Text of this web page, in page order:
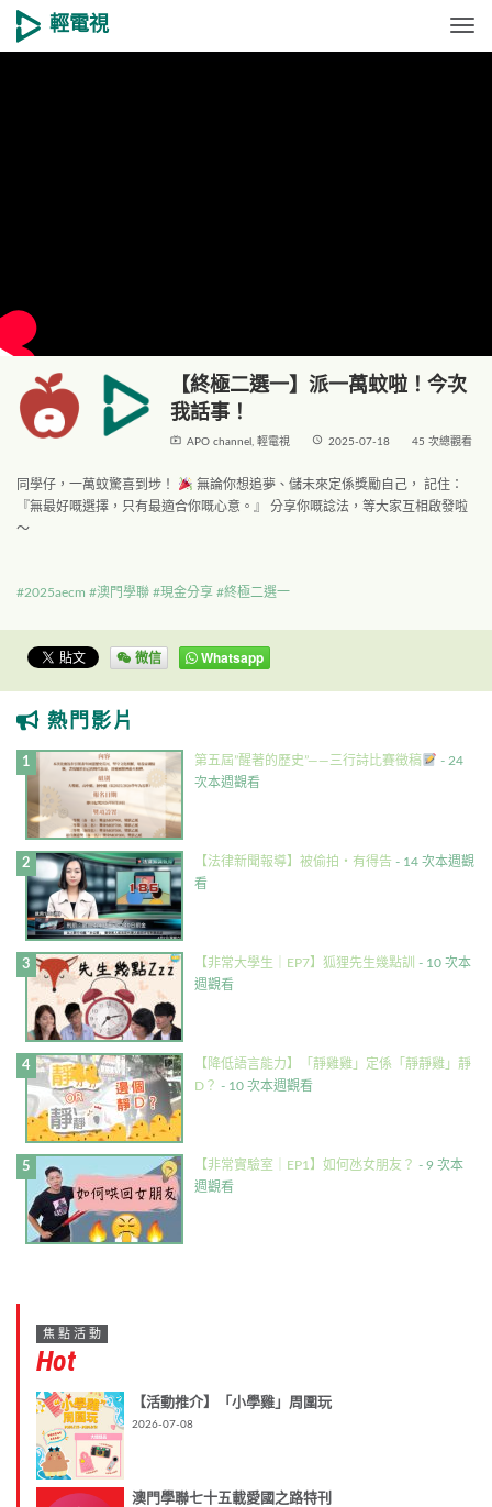
輕電視
【終極二選一】派一萬蚊啦！今次
我話事！
live_tv APO channel , 輕電視 access_time 2025-07-18 45 次總觀看
同學仔，一萬蚊驚喜到埗！
無論你想追夢、儲未來定係獎勵自己， 記住：
『無最好嘅選擇，只有最適合你嘅心意。』 分享你嘅諗法，等大家互相啟發啦
～
#2025aecm #澳門學聯 #現金分享 #終極二選一
微信 Whatsapp
熱門影片
第五屆”醒著的歷史”——三行詩比賽徵稿
- 24
次本週觀看
【法律新聞報導】被偷拍・有得告 - 14 次本週觀
看
【非常大學生｜EP7】狐狸先生幾點訓 - 10 次本
週觀看
【降低語言能力】「靜雞雞」定係「靜靜雞」靜
D？ - 10 次本週觀看
【非常實驗室｜EP1】如何氹女朋友？ - 9 次本
週觀看
焦點活動
Hot
【活動推介】「小學雞」周圍玩
2026-07-08
澳門學聯七十五載愛國之路特刊